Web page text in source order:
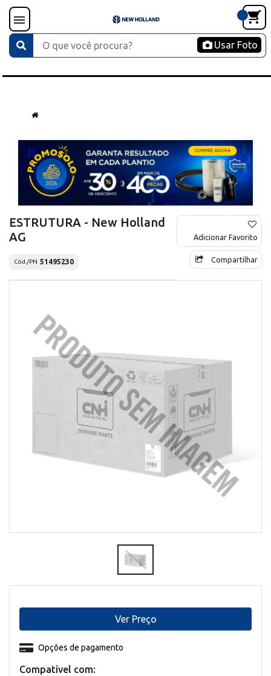
Usar Foto
ESTRUTURA - New Holland
AG
Cód./PN 51495230
Adicionar Favorito
Compartilhar
Compativel com:
Opções de pagamento
Ver Preço